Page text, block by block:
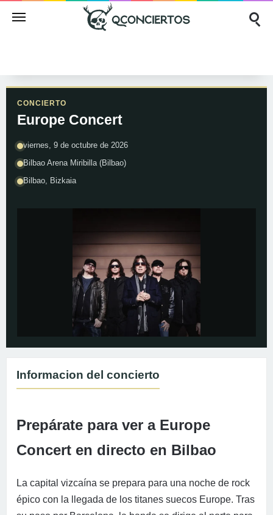
CONCIERTO
Europe Concert
viernes, 9 de octubre de 2026
Bilbao Arena Miribilla (Bilbao)
Bilbao, Bizkaia
Informacion del concierto
Prepárate para ver a Europe
Concert en directo en Bilbao
La capital vizcaína se prepara para una noche de rock
épico con la llegada de los titanes suecos Europe. Tras